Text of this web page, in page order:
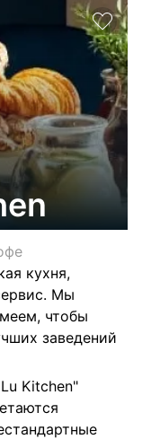
кухня,
Мы
чтобы
заведений
Kitchen"